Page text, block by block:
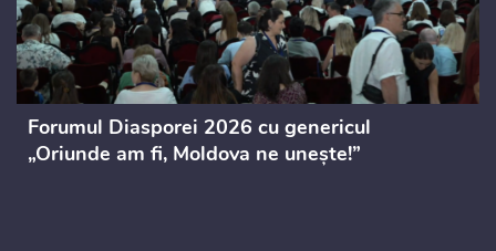
Forumul Diasporei 2026 cu genericul
„Oriunde am fi, Moldova ne unește!”